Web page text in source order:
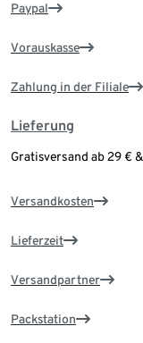
Paypal
Vorauskasse
Zahlung in der Filiale
Lieferung
Gratisversand ab 29 €
Versandkosten
Lieferzeit
Versandpartner
Packstation